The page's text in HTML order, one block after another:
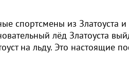
спортсмены из Златоуста
лёд Златоуста
на льду. Это настоящие